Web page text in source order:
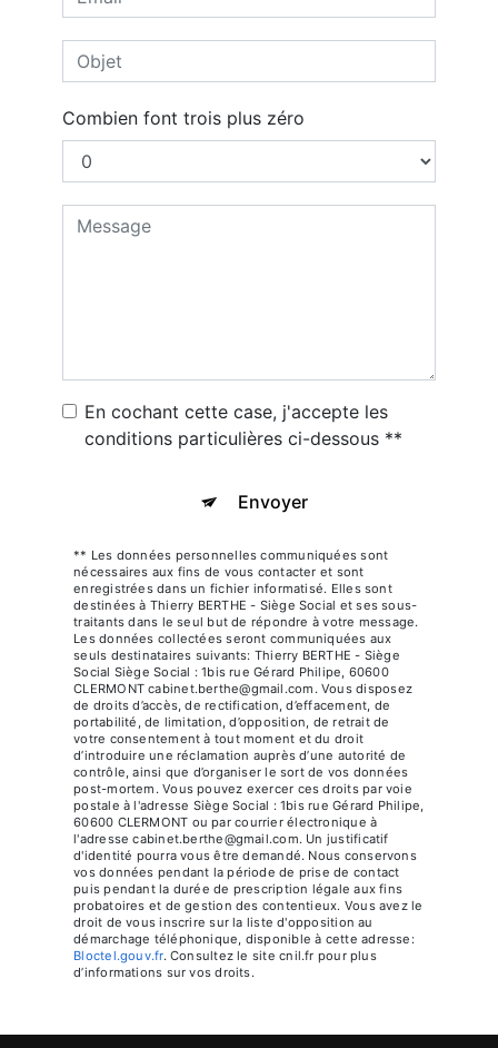
Combien font trois plus zéro
En cochant cette case, j'accepte les
conditions particulières ci-dessous **
Envoyer
** Les données personnelles communiquées sont
nécessaires aux fins de vous contacter et sont
enregistrées dans un fichier informatisé. Elles sont
destinées à Thierry BERTHE - Siège Social et ses sous-
traitants dans le seul but de répondre à votre message.
Les données collectées seront communiquées aux
seuls destinataires suivants: Thierry BERTHE - Siège
Social Siège Social : 1bis rue Gérard Philipe, 60600
CLERMONT cabinet.berthe@gmail.com. Vous disposez
de droits d’accès, de rectification, d’effacement, de
portabilité, de limitation, d’opposition, de retrait de
votre consentement à tout moment et du droit
d’introduire une réclamation auprès d’une autorité de
contrôle, ainsi que d’organiser le sort de vos données
post-mortem. Vous pouvez exercer ces droits par voie
postale à l'adresse Siège Social : 1bis rue Gérard Philipe,
60600 CLERMONT ou par courrier électronique à
l'adresse cabinet.berthe@gmail.com. Un justificatif
d'identité pourra vous être demandé. Nous conservons
vos données pendant la période de prise de contact
puis pendant la durée de prescription légale aux fins
probatoires et de gestion des contentieux. Vous avez le
droit de vous inscrire sur la liste d'opposition au
démarchage téléphonique, disponible à cette adresse:
Bloctel.gouv.fr. Consultez le site cnil.fr pour plus
d’informations sur vos droits.